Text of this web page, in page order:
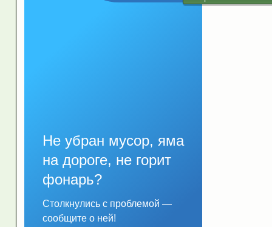
Не убран мусор, яма
на дороге, не горит
фонарь?
Столкнулись с проблемой —
сообщите о ней!